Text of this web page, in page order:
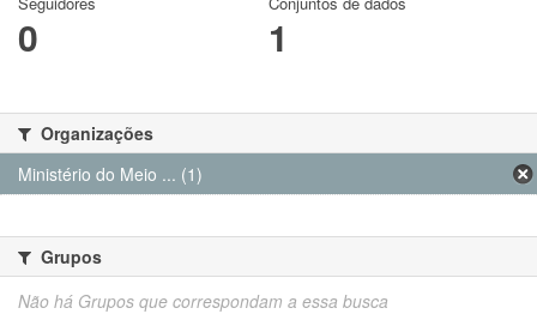
0 1
Organizações
Ministério do Meio ... (1)
Grupos
Não há Grupos que correspondam a essa busca